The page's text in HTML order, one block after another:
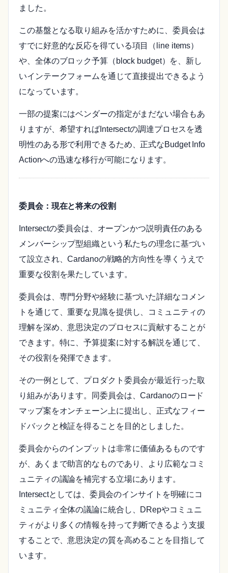
ました。
この基盤となる取り組みを活かすために、委員会は
すでに好意的な反応を得ている項目（line items）
や、全体のブロック予算（block budget）を、新し
いインテークフォームを通じて直接提出できるよう
になっています。
一部の提案にはベンダーの指定がまだない場合もあ
りますが、希望すればIntersectの調達プロセスを透
明性のある形で利用できるため、正式なBudget Info
Actionへの迅速な移行が可能になります。
委員会：現在と将来の役割
Intersectの委員会は、オープンかつ説明責任のある
メンバーシップ型組織という私たちの理念に基づい
て設立され、Cardanoの戦略的方向性を導くうえで
重要な役割を果たしています。
委員会は、専門分野や経験に基づいた詳細なコメン
トを通じて、重要な見識を提供し、コミュニティの
理解を深め、意思決定のプロセスに貢献することが
できます。特に、予算提案に対する解説を通じて、
その役割を発揮できます。
その一例として、プロダクト委員会が最近行った取
り組みがあります。同委員会は、Cardanoのロード
マップ案をオンチェーン上に提出し、正式なフィー
ドバックと検証を得ることを目的としました。
委員会からのインプットは非常に価値あるものです
が、あくまで助言的なものであり、より広範なコミ
ュニティの議論を補完する立場にあります。
Intersectとしては、委員会のインサイトを明確にコ
ミュニティ全体の議論に統合し、DRepやコミュニ
ティがより多くの情報を持って判断できるよう支援
することで、意思決定の質を高めることを目指して
います。